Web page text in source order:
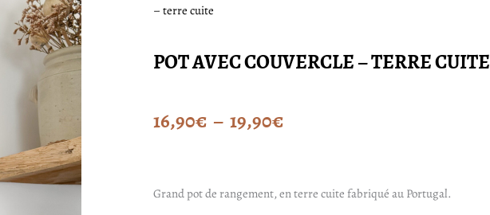
– terre cuite
POT AVEC COUVERCLE – TERRE CUITE
16,90€ – 19,90€Plage
prix :
Grand pot de rangement, en terre cuite fabriqué au Portugal.